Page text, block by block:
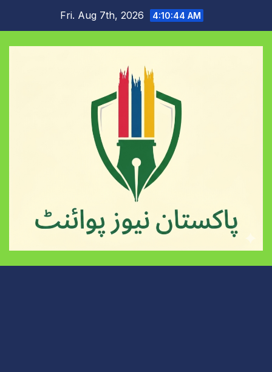
content
Fri. Aug 7th, 2026 4:10:45 AM